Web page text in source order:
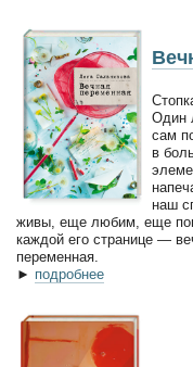
Один
сам
в
наш
живы, еще любим, еще
каждой его странице —
переменная.
► подробнее